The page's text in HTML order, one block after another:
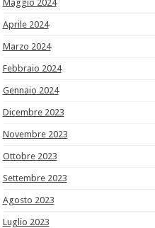
Maggio 2024
Aprile 2024
Marzo 2024
Febbraio 2024
Gennaio 2024
Dicembre 2023
Novembre 2023
Ottobre 2023
Settembre 2023
Agosto 2023
Luglio 2023